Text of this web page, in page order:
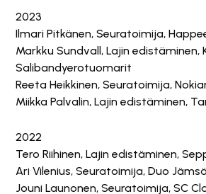
2023
Ilmari Pitkänen, Seuratoimija,
Markku Sundvall, Lajin edistäminen,
Salibandyerotuomarit
Reeta Heikkinen, Seuratoimija,
Miikka Palvalin, Lajin edistäminen,
2022
Tero Riihinen, Lajin edistäminen,
Ari Vilenius, Seuratoimija, Duo Jämsä
Jouni Launonen, Seuratoimija, SC